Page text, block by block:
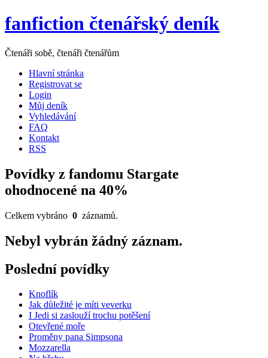
fanfiction čtenářský deník
Čtenáři sobě, čtenáři čtenářům
Hlavní stránka
Registrovat se
Login
Můj deník
Vyhledávání
FAQ
Kontakt
RSS
Povídky z fandomu Stargate
ohodnocené na 40%
Celkem vybráno 0 záznamů.
Nebyl vybrán žádný záznam.
Poslední povídky
Knoflík
Jak důležité je míti veverku
I Jedi si zaslouží trochu potěšení
Otevřené moře
Proměny pana Simpsona
Mozzarella